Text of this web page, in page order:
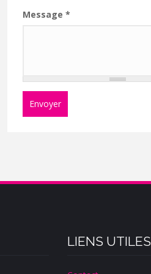
Message *
Envoyer
LIENS UTILES